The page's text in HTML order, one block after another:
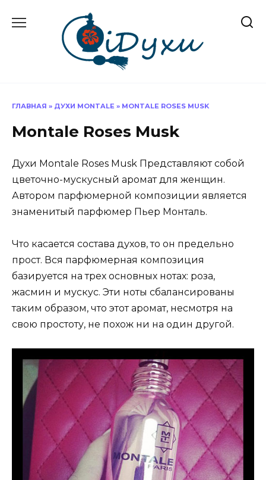
содержанию
ГЛАВНАЯ » ДУХИ MONTALE » MONTALE ROSES MUSK
Montale Roses Musk
Духи Montale Roses Musk Представляют собой
цветочно-мускусный аромат для женщин.
Автором парфюмерной композиции является
знаменитый парфюмер Пьер Монталь.
Что касается состава духов, то он предельно
прост. Вся парфюмерная композиция
базируется на трех основных нотах: роза,
жасмин и мускус. Эти ноты сбалансированы
таким образом, что этот аромат, несмотря на
свою простоту, не похож ни на один другой.